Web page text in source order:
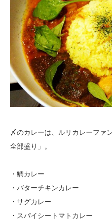
〆のカレーは、ルリカレーファ
全部盛り」。
・鯛カレー
・バターチキンカレー
・サグカレー
・スパイシートマトカレー